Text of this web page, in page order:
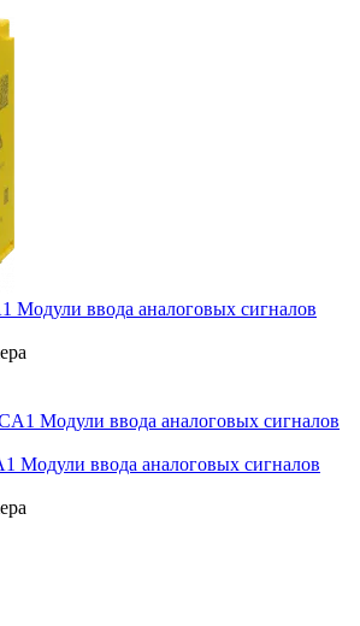
Модули ввода аналоговых сигналов
Модули ввода аналоговых сигналов